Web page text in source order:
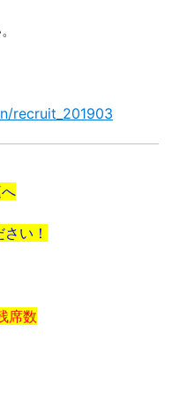
recruit_201903
い！
席数